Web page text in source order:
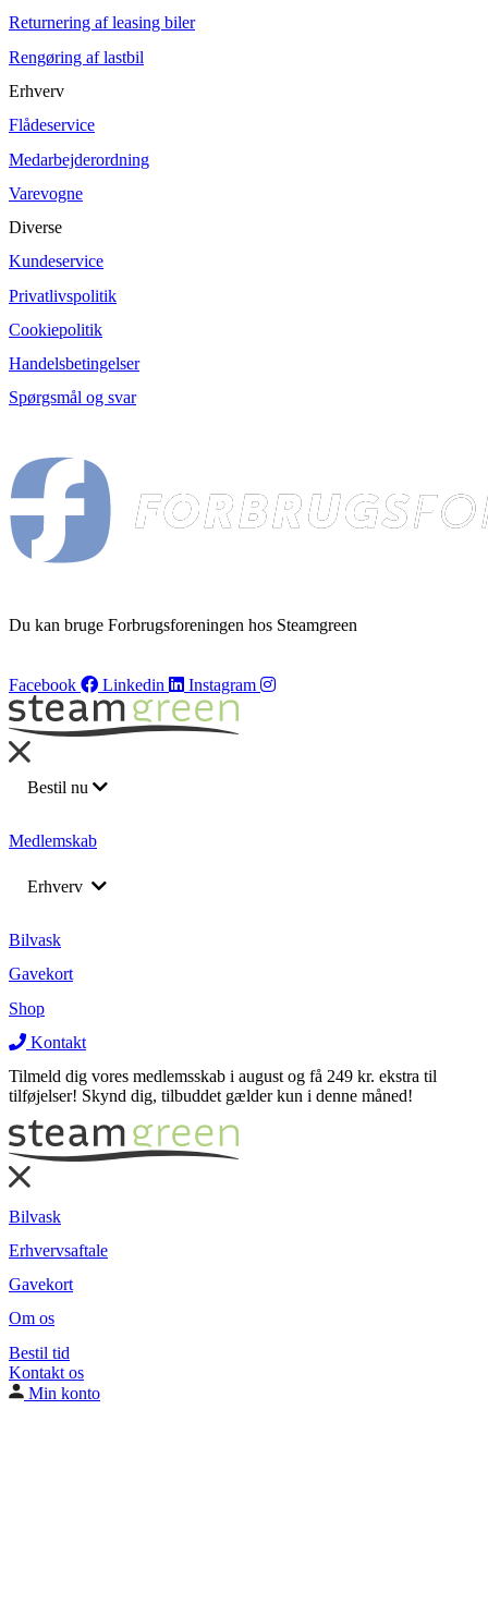
Returnering af leasing biler
Rengøring af lastbil
Erhverv
Flådeservice
Medarbejderordning
Varevogne
Diverse
Kundeservice
Privatlivspolitik
Cookiepolitik
Handelsbetingelser
Spørgsmål og svar
Du kan bruge Forbrugsforeningen hos Steamgreen
Facebook Linkedin Instagram
Bestil nu
Returnering af leasing biler
Rengøring af lastbil
Medlemskab
Erhverv
Varevogne
Bilvask
Gavekort
Shop
Kontakt
Tilmeld dig vores medlemsskab i august og få 249 kr. ekstra til
tilføjelser! Skynd dig, tilbuddet gælder kun i denne måned!
Bilvask
Erhvervsaftale
Gavekort
Om os
Bestil tid
Kontakt os
Min konto